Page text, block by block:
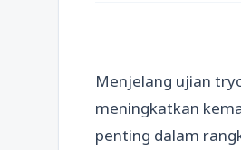
Menjelang ujian
meningkatkan
penting dalam